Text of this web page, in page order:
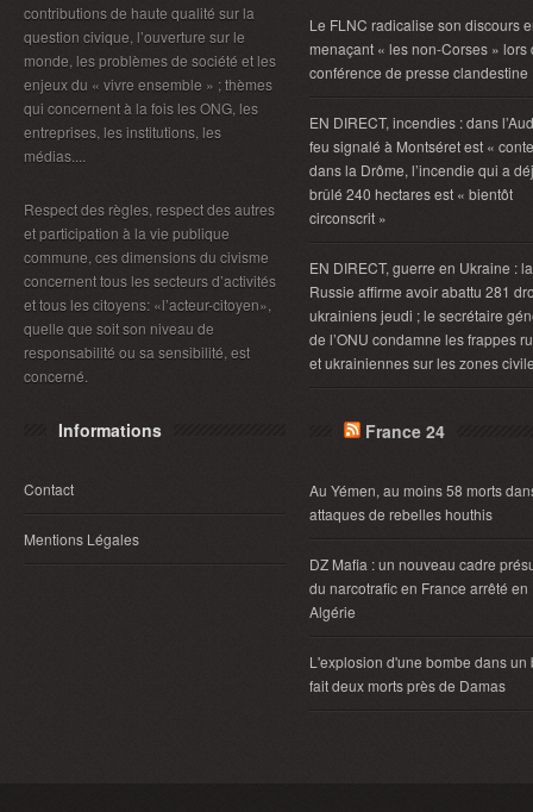
contributions de haute qualité sur la
question civique, l’ouverture sur le
monde, les problèmes de société et les
enjeux du « vivre ensemble » ; thèmes
qui concernent à la fois les ONG, les
entreprises, les institutions, les
médias....
Respect des règles, respect des autres
et participation à la vie publique
commune, ces dimensions du civisme
concernent tous les secteurs d’activités
et tous les citoyens: «l’acteur-citoyen»,
quelle que soit son niveau de
responsabilité ou sa sensibilité, est
concerné.
Informations
Contact
Mentions Légales
Le FLNC radicalise son discours
menaçant « les non-Corses » lors
conférence de presse clandestine
EN DIRECT, incendies : dans
feu signalé à Montséret est «
dans la Drôme, l’incendie qui a
brûlé 240 hectares est « bientôt
circonscrit »
EN DIRECT, guerre en Ukraine : la
Russie affirme avoir abattu 281
ukrainiens jeudi ; le secrétaire
de l’ONU condamne les frappes
et ukrainiennes sur les zones
France 24
Au Yémen, au moins 58 morts
attaques de rebelles houthis
DZ Mafia : un nouveau cadre
du narcotrafic en France arrêté en
Algérie
L'explosion d'une bombe dans un
fait deux morts près de Damas